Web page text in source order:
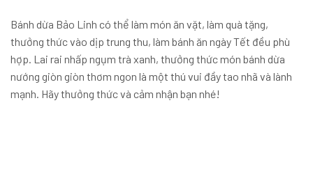
Bánh dừa Bảo Linh có thể làm món ăn vặt, làm quà tặng,
thưởng thức vào dịp trung thu, làm bánh ăn ngày Tết đều phù
hợp. Lai rai nhấp ngụm trà xanh, thưởng thức món bánh dừa
nướng giòn giòn thơm ngon là một thú vui đầy tao nhã và lành
mạnh. Hãy thưởng thức và cảm nhận bạn nhé!